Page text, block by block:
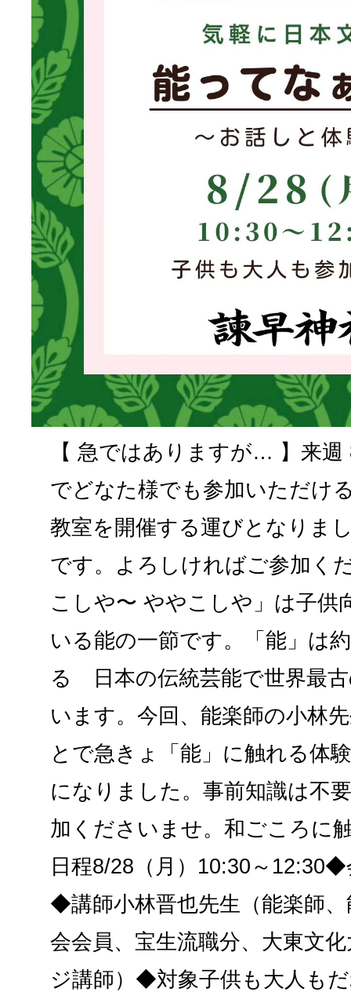
【 急ではありますが… 】来
でどなた様でも参加いただけ
教室を開催する運びとなりま
です。よろしければご参加く
こしや〜 ややこしや」は子供
いる能の一節です。「能」は
る 日本の伝統芸能で世界最
います。今回、能楽師の小林
とで急きょ「能」に触れる体
になりました。事前知識は不
加くださいませ。和ごころに
日程8/28（月）10:30～
◆講師小林晋也先生（能楽師
会会員、宝生流職分、大東文
ジ講師）◆対象子供も大人も